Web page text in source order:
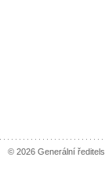
© 2026 Generální